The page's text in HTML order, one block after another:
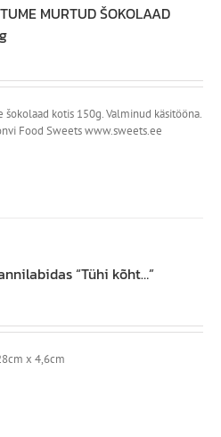
MURTUD ŠOKOLAAD
šokolaad kotis 150g. Valminud käsitööna.
Food Sweets www.sweets.ee
“Tühi kõht…”
x 4,6cm